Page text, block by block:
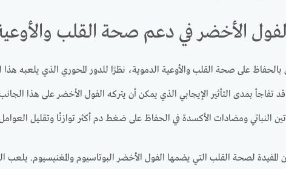
الأخضر في دعم صحة القلب
بالحفاظ على صحة القلب والأوعية الدموية، نظرًا للدور المحوري الذي يلعبه
تفاجأ بمدى التأثير الإيجابي الذي يمكن أن يتركه الفول الأخضر على هذا
النباتي ومضادات الأكسدة في الحفاظ على ضغط دم أكثر توازنًا وتقليل
المفيدة لصحة القلب التي يضمها الفول الأخضر البوتاسيوم والمغنيسيوم.